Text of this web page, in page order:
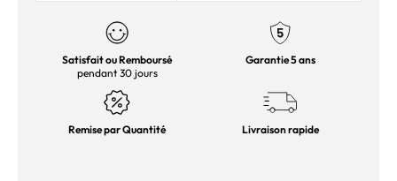
Satisfait ou Remboursé
pendant 30 jours
Garantie 5 ans
Remise par Quantité Livraison rapide